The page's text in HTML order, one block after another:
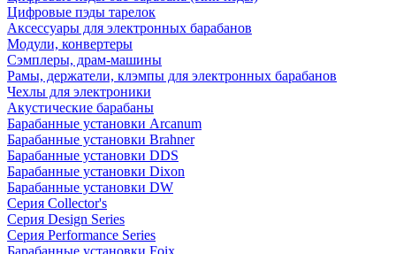
Цифровые пэды тарелок
Аксессуары для электронных барабанов
Модули, конвертеры
Сэмплеры, драм-машины
Рамы, держатели, клэмпы для электронных барабанов
Чехлы для электроники
Акустические барабаны
Барабанные установки Arcanum
Барабанные установки Brahner
Барабанные установки DDS
Барабанные установки Dixon
Барабанные установки DW
Серия Collector's
Серия Design Series
Серия Performance Series
Барабанные установки Foix